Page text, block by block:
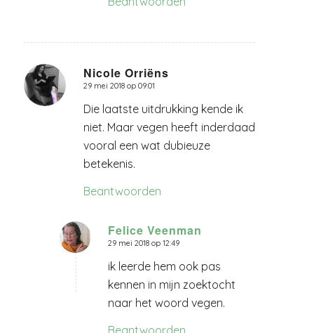
Nicole Orriëns
zegt:
29 mei 2018 op 09:01
Die laatste uitdrukking kende ik
niet. Maar vegen heeft inderdaad
vooral een wat dubieuze
betekenis.
Beantwoorden
Felice Veenman
zegt:
29 mei 2018 op 12:49
ik leerde hem ook pas
kennen in mijn zoektocht
naar het woord vegen.